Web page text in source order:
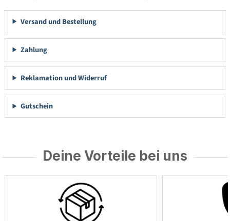
Versand und Bestellung
Zahlung
Reklamation und Widerruf
Gutschein
Deine Vorteile bei uns